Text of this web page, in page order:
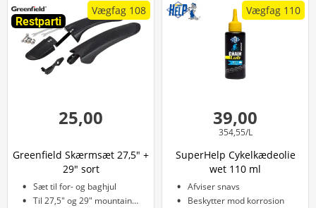
Restparti
Vægfag 108
25,00
Greenfield Skærmsæt 27,5" +
29" sort
Sæt til for- og baghjul
Til 27,5" og 29" mountainbike
Vægfag 110
39,00
354,55/L
SuperHelp Cykelkædeolie
wet 110 ml
Afviser snavs
Beskytter mod korrosion